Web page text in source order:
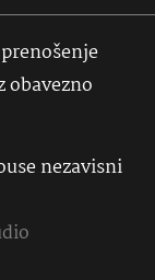
obavezno
nezavisni